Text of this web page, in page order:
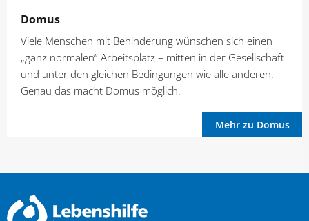
Domus
Viele Menschen mit Behinderung wünschen sich einen
„ganz normalen“ Arbeitsplatz – mitten in der Gesellschaft
und unter den gleichen Bedingungen wie alle anderen.
Genau das macht Domus möglich.
Mehr zu Domus